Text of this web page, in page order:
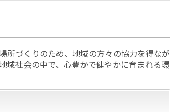
所づくりのため、地域の方々の協力を得なが
域社会の中で、心豊かで健やかに育まれる環